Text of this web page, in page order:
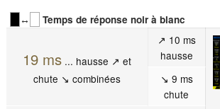
↔
Temps de réponse noir à blanc
19 ms ... hausse ↗ et
chute ↘ combinées
↗ 10 ms
hausse
↘ 9 ms
chute